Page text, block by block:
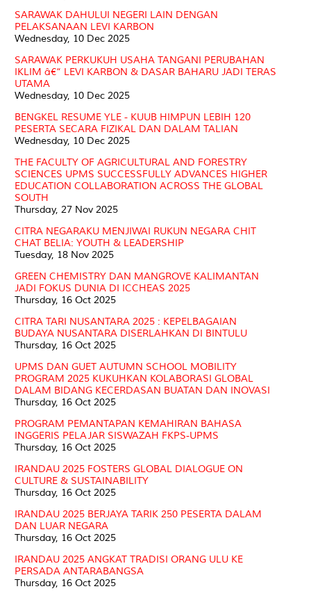
SARAWAK DAHULUI NEGERI LAIN DENGAN
PELAKSANAAN LEVI KARBON
Wednesday, 10 Dec 2025
SARAWAK PERKUKUH USAHA TANGANI PERUBAHAN
IKLIM â€“ LEVI KARBON & DASAR BAHARU JADI TERAS
UTAMA
Wednesday, 10 Dec 2025
BENGKEL RESUME YLE - KUUB HIMPUN LEBIH 120
PESERTA SECARA FIZIKAL DAN DALAM TALIAN
Wednesday, 10 Dec 2025
THE FACULTY OF AGRICULTURAL AND FORESTRY
SCIENCES UPMS SUCCESSFULLY ADVANCES HIGHER
EDUCATION COLLABORATION ACROSS THE GLOBAL
SOUTH
Thursday, 27 Nov 2025
CITRA NEGARAKU MENJIWAI RUKUN NEGARA CHIT
CHAT BELIA: YOUTH & LEADERSHIP
Tuesday, 18 Nov 2025
GREEN CHEMISTRY DAN MANGROVE KALIMANTAN
JADI FOKUS DUNIA DI ICCHEAS 2025
Thursday, 16 Oct 2025
CITRA TARI NUSANTARA 2025 : KEPELBAGAIAN
BUDAYA NUSANTARA DISERLAHKAN DI BINTULU
Thursday, 16 Oct 2025
UPMS DAN GUET AUTUMN SCHOOL MOBILITY
PROGRAM 2025 KUKUHKAN KOLABORASI GLOBAL
DALAM BIDANG KECERDASAN BUATAN DAN INOVASI
Thursday, 16 Oct 2025
PROGRAM PEMANTAPAN KEMAHIRAN BAHASA
INGGERIS PELAJAR SISWAZAH FKPS-UPMS
Thursday, 16 Oct 2025
IRANDAU 2025 FOSTERS GLOBAL DIALOGUE ON
CULTURE & SUSTAINABILITY
Thursday, 16 Oct 2025
IRANDAU 2025 BERJAYA TARIK 250 PESERTA DALAM
DAN LUAR NEGARA
Thursday, 16 Oct 2025
IRANDAU 2025 ANGKAT TRADISI ORANG ULU KE
PERSADA ANTARABANGSA
Thursday, 16 Oct 2025